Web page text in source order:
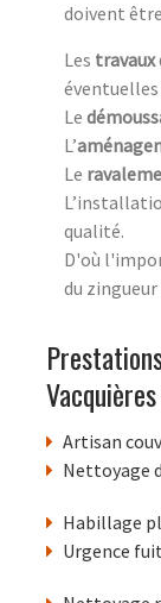
doivent
Les travaux
Le
L’
Le
qualité.
D'où
du
Vacquières
Artisan
Nettoyage
Habillage
Urgence